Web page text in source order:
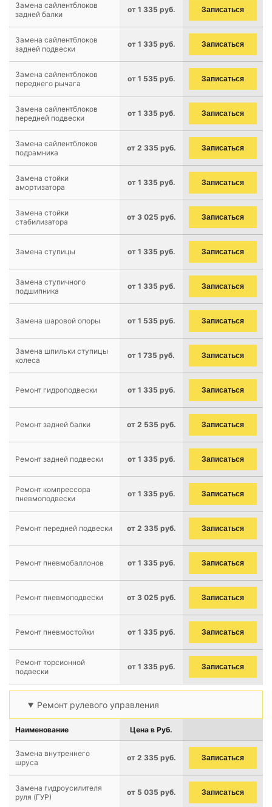
Замена сайлентблоков
задней балки
от 1 335 руб. Записаться
Замена сайлентблоков
задней подвески
от 1 335 руб. Записаться
Замена сайлентблоков
переднего рычага
от 1 535 руб. Записаться
Замена сайлентблоков
передней подвески
от 1 335 руб. Записаться
Замена сайлентблоков
подрамника
от 2 335 руб. Записаться
Замена стойки
амортизатора
от 1 335 руб. Записаться
Замена стойки
стабилизатора
от 3 025 руб. Записаться
Замена ступицы от 1 335 руб. Записаться
Замена ступичного
подшипника
от 1 335 руб. Записаться
Замена шаровой опоры от 1 535 руб. Записаться
Замена шпильки ступицы
колеса
от 1 735 руб. Записаться
Ремонт гидроподвески от 1 335 руб. Записаться
Ремонт задней балки от 2 535 руб. Записаться
Ремонт задней подвески от 1 335 руб. Записаться
Ремонт компрессора
пневмоподвески
от 1 335 руб. Записаться
Ремонт передней подвески от 2 335 руб. Записаться
Ремонт пневмобаллонов от 1 335 руб. Записаться
Ремонт пневмоподвески от 3 025 руб. Записаться
Ремонт пневмостойки от 1 335 руб. Записаться
Ремонт торсионной
подвески
от 1 335 руб. Записаться
Ремонт рулевого управления
Наименование Цена в Руб.
Замена внутреннего
шруса
от 2 335 руб. Записаться
Замена гидроусилителя
руля (ГУР)
от 5 035 руб. Записаться